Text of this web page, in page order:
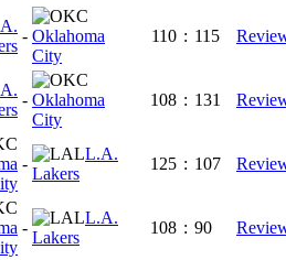
- Oklahoma
City
110 : 115
- Oklahoma
City
108 : 131
-
L.A.
Lakers
125 : 107
-
L.A.
Lakers
108 : 90